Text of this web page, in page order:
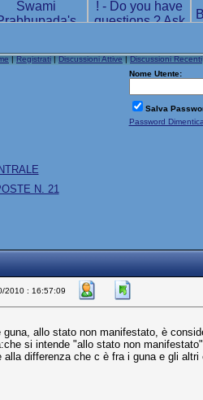
|Registrati|Discussioni Attive|Discussioni Recenti
Nome Utente:
Salva
Password
N. 21
2010 : 16:57:09
guna, allo stato non manifestato, è
si intende "allo stato non
alla differenza che c è fra i guna e gli